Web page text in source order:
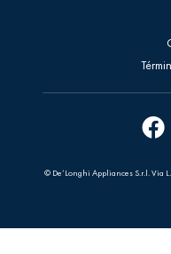
© De’Longhi Appliances S.r.l.Via